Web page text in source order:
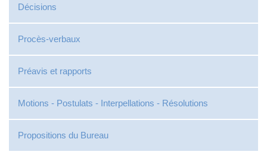
Décisions
Procès-verbaux
Préavis et rapports
Motions - Postulats - Interpellations - Résolutions
Propositions du Bureau